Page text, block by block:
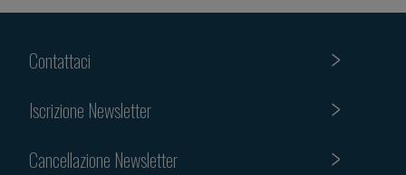
Contattaci
Iscrizione Newsletter
Cancellazione Newsletter